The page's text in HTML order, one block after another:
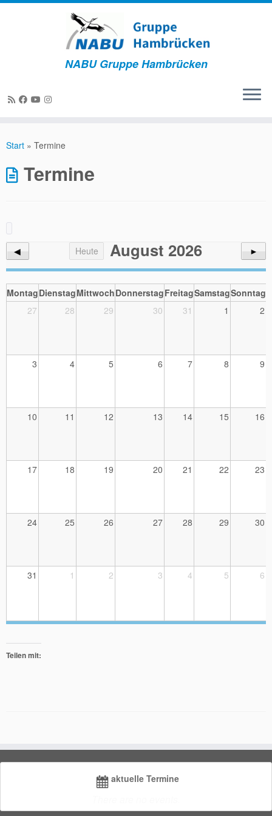
Inhalt
NABU Gruppe Hambrücken
Start » Termine
Termine
◀ Heute August 2026 ►
MontagDienstagMittwochDonnerstagFreitagSamstagSonntag
27
28 29 30 31 1 2
3 4 5 6 7 8 9
10 11 12 13 14 15 16
17 18 19 20 21 22 23
24 25 26 27 28 29 30
31 1 2 3 4 5 6
Teilen mit:
aktuelle Termine